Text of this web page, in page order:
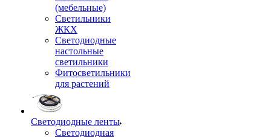
(мебельные)
Светильники
ЖКХ
Светодиодные
настольные
светильники
Фитосветильники
для растений
Светодиодные ленты
Светодиодная